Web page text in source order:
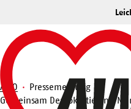
springen
Startseite
Suche
AWO
Pressemeldung
Gemeinsam Demokratie und